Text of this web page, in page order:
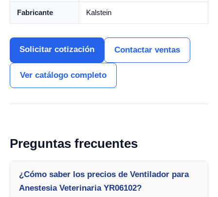
Fabricante Kalstein
Solicitar cotización Contactar ventas
Ver catálogo completo
Preguntas frecuentes
¿Cómo saber los precios de Ventilador para
Anestesia Veterinaria YR06102?